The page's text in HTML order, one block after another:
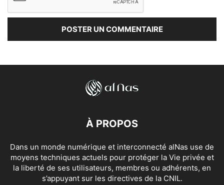
À PROPOS
Dans un monde numérique et interconnecté alNas use de
moyens techniques actuels pour protéger la Vie privée et
la liberté de ses utilisateurs, membres ou adhérents, en
s’appuyant sur les directives de la CNIL.